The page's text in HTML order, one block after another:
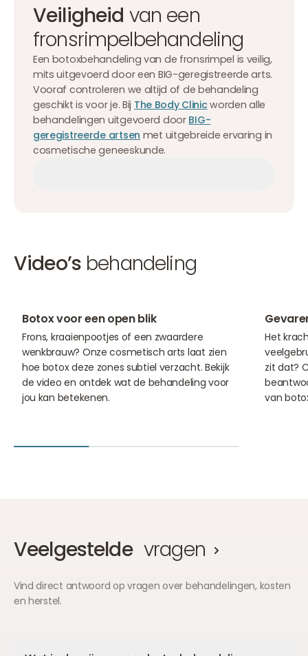
Veiligheid van een
fronsrimpelbehandeling
Een botoxbehandeling van de fronsrimpel is veilig,
mits uitgevoerd door een BIG-geregistreerde arts.
Vooraf controleren we altijd of de behandeling
geschikt is voor je. Bij The Body Clinicworden alle
behandelingen uitgevoerd door BIG-
geregistreerde artsen met uitgebreide ervaring in
cosmetische geneeskunde.
Video’s behandeling
Botox voor een open blik
Frons, kraaienpootjes of een zwaardere
wenkbrauw? Onze cosmetisch arts laat zien
hoe botox deze zones subtiel verzacht. Bekijk
de video en ontdek wat de behandeling voor
jou kan betekenen.
Het
zit dat?
van
Veelgesteldevragen
Vind direct antwoord op vragen over behandelingen, kosten
en herstel.